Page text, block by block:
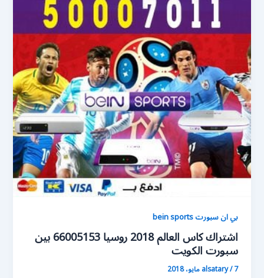
بي ان سبورت bein sports
اشتراك كاس العالم 2018 روسيا 66005153 بين
سبورت الكويت
alsatary/7 مايو، 2018